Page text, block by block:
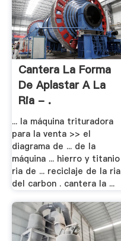
Cantera La Forma
De Aplastar A La
Ria - .
... la máquina trituradora
para la venta >> el
diagrama de ... de la
máquina ... hierro y titanio
ria de ... reciclaje de la ria
del carbon . cantera la ...